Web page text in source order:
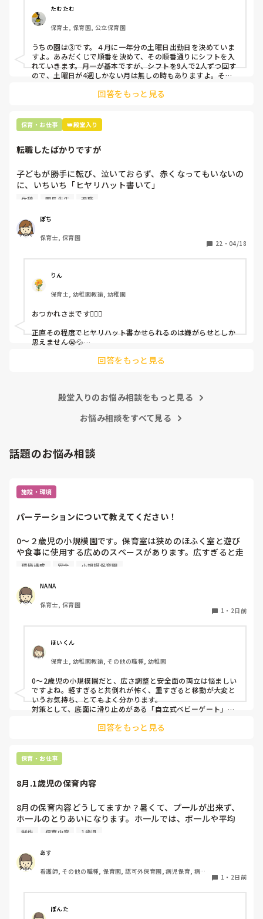
②毎月、必ず土曜保育に入ることのできる日を1日だけピッ
クアップしてもらう
③仮シフトが出た時、土曜出勤が難しければ自身で代わりの
人を交渉して見つけてもらう
上記のいずれかの対策を取り入れることを考えています。
たむたむ
保育士, 保育園, 公立保育園
うちの園は③です。４月に一年分の土曜日出勤日を決めていま
すよ。あみだくじで順番を決めて、その順番通りにシフトを入
れていきます。月一が基本ですが、シフトを9人で2人ずつ回す
ので、土曜日が4週しかない月は無しの時もありますよ。その
て貰い、主任に報告してます。
回答をもっと見る
保育・お仕事 👑殿堂入り
転職したばかりですが
子どもが勝手に転び、泣いておらず、赤くなってもいないの
に、いちいち「ヒヤリハット書いて」
と書かされ
（そう言う本人は書かない）
しかも、上司に↑この内容でも
ちゃんと考えて対策を練って書き込むようにと。
呼ばれて一緒に対策を考えさせられること多数
これだけで30〜40分拘束されて辛いです
皆さんの園はどうですか?
休憩 園長先生 退職
ぽち
保育士, 保育園
22 ・ 04/18
りん
保育士, 幼稚園教諭, 幼稚園
おつかれさまです🙇🏻‍♀️
正直その程度でヒヤリハット書かせられるのは嫌がらせとしか
思えません😭💦
回答をもっと見る
殿堂入りのお悩み相談をもっと見る
お悩み相談をすべて見る
話題のお悩み相談
施設・環境
パーテーションについて教えてください！
0〜２歳児の小規模園です。保育室は狭めのほふく室と遊び
や食事に使用する広めのスペースがあります。広すぎると走
り回ったりして落ち着かないので、活動によってパーテーシ
うな素材で軽いので、ちょっと体が当たると倒れたり、つか
まり立ちが不安定な子にとっては共倒れになったりで危険で
す。かと言って固定してしまうと活動によって柔軟に移動す
しっかりした重いものを置いていましたが、移動が大変で使
い勝手が悪く、子どもがぶつかって倒れた時に怖い思いをし
ました。
皆さんの園ではどんなもので工夫されていますか？
環境構成 安全 小規模保育園
NANA
保育士, 保育園
1 ・ 2日前
ほいくん
保育士, 幼稚園教諭, その他の職種, 幼稚園
0〜2歳児の小規模園だと、広さ調整と安全面の両立は悩ましい
ですよね。軽すぎると共倒れが怖く、重すぎると移動が大変と
いうお気持ち、とてもよく分かります。
対策として、底面に滑り止めがある「自立式ベビーゲート」な
た、ストッパー付きキャスターをつけたロー棚を仕切りにすれ
り、脚元に水入りペットボトルなどの重りを付けて補強してみ
てくださいね。安全で使いやすい方法が見つかるよう応援して
回答をもっと見る
保育・お仕事
8月.1歳児の保育内容
8月の保育内容どうしてますか？暑くて、プ一ルが出来ず、
ホ一ルのとりあいになります。ホ一ルでは、ボ一ルや平均
台、風船で遊んでいます。製作で、うちわや望遠鏡や風鈴🎐
クラスです、玩具で遊ばせながら、何人かずつよんで、やっ
ています。何か、いいアイデアや、工夫など、何でもいいの
で、教えて下さい。
制作 保育内容 1歳児
あす
看護師, その他の職種, 保育園, 認可外保育園, 病児保育, 病院
1 ・ 2日前
ぽんた